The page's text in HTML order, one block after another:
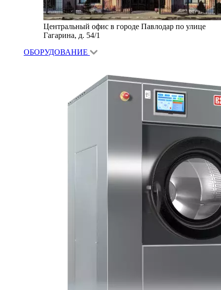
Центральный офис в городе Павлодар по улице
Гагарина, д. 54/1
ОБОРУДОВАНИЕ